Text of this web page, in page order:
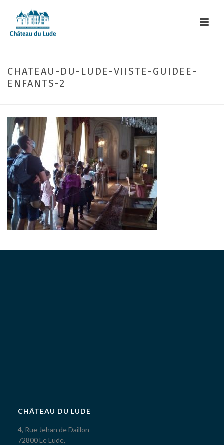
CHATEAU-DU-LUDE-VIISTE-GUIDEE-
ENFANTS-2
CHÂTEAU DU LUDE
4, Rue Jehan de Daillon
72800 Le Lude,